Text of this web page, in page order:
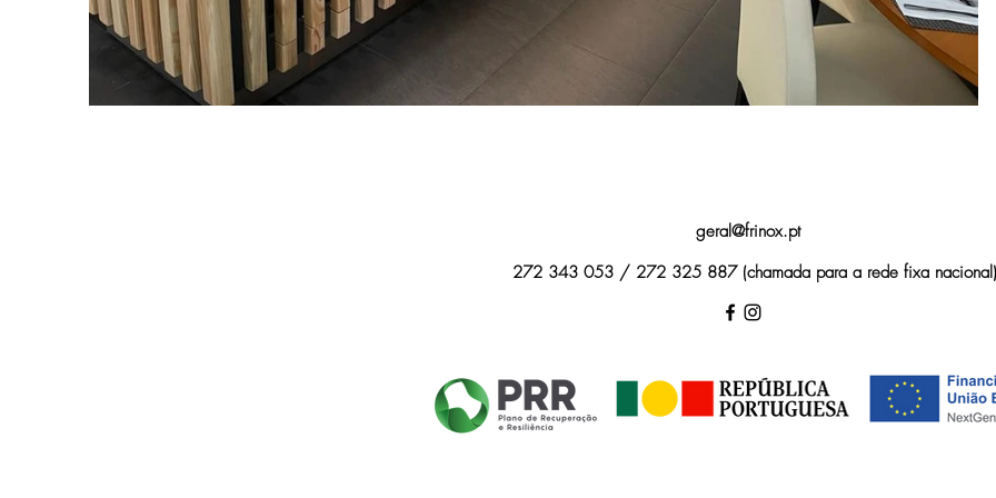
geral@frinox.pt
272 343 053 / 272 325 887 (chamada para a rede fixa nacional)